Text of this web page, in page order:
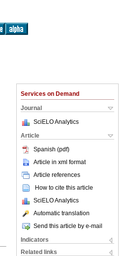
Services on Demand
Journal
SciELO Analytics
Article
Spanish (pdf)
Article in xml format
Article references
How to cite this article
SciELO Analytics
Automatic translation
Send this article by e-mail
Indicators
Related links